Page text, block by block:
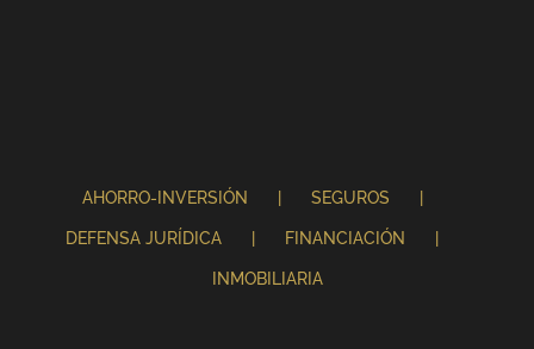
AHORRO-INVERSIÓN SEGUROS
DEFENSA JURÍDICA FINANCIACIÓN
INMOBILIARIA